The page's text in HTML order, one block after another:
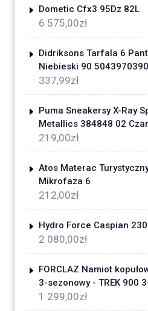
Dometic Cfx3 95Dz 82L
6 575,00zł
Didriksons Tarfala 6
Niebieski 90
337,99zł
Puma Sneakersy X-Ray
Metallics 384848 02
219,00zł
Atos Materac
Mikrofaza 6
212,00zł
Hydro Force Caspian
2 080,00zł
FORCLAZ Namiot
3-sezonowy - TREK 900
1 299,00zł